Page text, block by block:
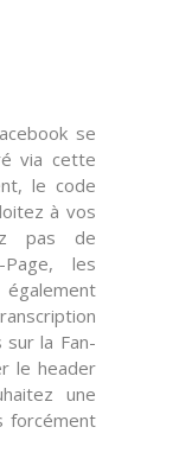
se
via cette
le code
à vos
pas de
les
sur la Fan-
le header
une
forcément